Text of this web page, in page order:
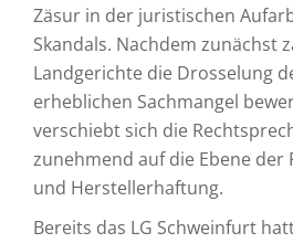
Zäsur in der juristischen
Skandals. Nachdem zunächst
Landgerichte die Drosselung
erheblichen Sachmangel
verschiebt sich die
zunehmend auf die Ebene
und Herstellerhaftung.
Bereits das LG Schweinfurt